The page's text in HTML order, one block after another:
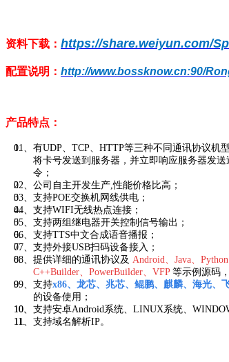
资料下载： https://share.weiyun.com/
配置说明： http://www.bossknow.cn:90/
产品特点：
01、有UDP、TCP、HTTP等三种不同通讯协议机
将卡号发送到服务器，并立即响应服务器发
令；
02、公司自主开发生产,性能价格比高；
03、支持POE交换机网线供电；
04、支持WIFI无线热点连接；
05、支持两组继电器开关控制信号输出；
06、支持TTS中文合成语音播报；
07、支持外接USB扫码设备接入；
08、提供详细的通讯协议及 Android、Java、
C++Builder、PowerBuilder、VFP等示例源码
09、支持x86、 龙芯、兆芯、 鲲鹏、麒麟、海光、
的设备使用 ；
10、支持安卓Android系统、LINUX系统、
11、支持域名解析IP。